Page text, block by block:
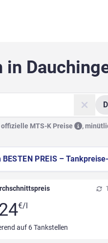
in
offizielle MTS-K Preise ,
BESTEN PREIS –
€/l
auf 6Tankstellen